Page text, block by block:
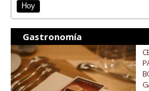
Hoy
Gastronomía